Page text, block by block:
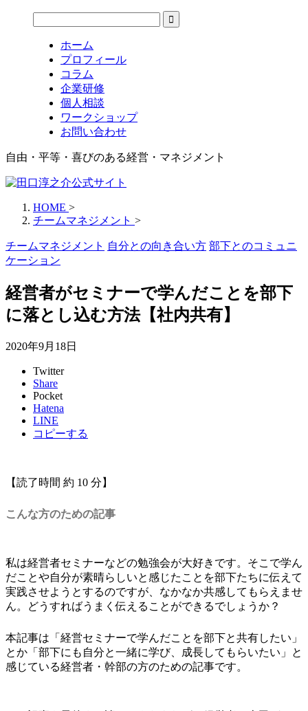
ホーム
プロフィール
コラム
企業研修
個人相談
ワークショップ
お問い合わせ
自由・平等・喜びのある経営・マネジメント
HOME >
チームマネジメント >
チームマネジメント 自分との向き合い方 部下とのコミュニ
ケーション
経営者がセミナーで学んだことを部下
に落とし込む方法【社内共有】
2020年9月18日
Twitter
Share
Pocket
Hatena
LINE
コピーする
【読了時間 約 10 分】
こんな方のための記事
私は経営者セミナーなどの勉強会が大好きです。そこで学ん
だことや自分が素晴らしいと感じたことを部下たちに伝えて
実践させようとするのですが、なかなか共感してもらえませ
ん。どうすればうまく伝えることができるでしょうか？
本記事は「経営セミナーで学んだことを部下と共有したい」
とか「部下にも自分と一緒に学び、成長してもらいたい」と
感じている経営者・幹部の方のための記事です。